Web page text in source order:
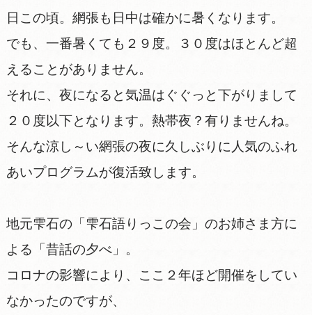
日この頃。網張も日中は確かに暑くなります。
でも、一番暑くても２９度。３０度はほとんど超
えることがありません。
それに、夜になると気温はぐぐっと下がりまして
２０度以下となります。熱帯夜？有りませんね。
そんな涼し～い網張の夜に久しぶりに人気のふれ
あいプログラムが復活致します。
地元雫石の「雫石語りっこの会」のお姉さま方に
よる「昔話の夕べ」。
コロナの影響により、ここ２年ほど開催をしてい
なかったのですが、